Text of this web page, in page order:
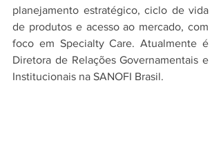
planejamento estratégico, ciclo de vida
de produtos e acesso ao mercado, com
foco em Specialty Care. Atualmente é
Diretora de Relações Governamentais e
Institucionais na SANOFI Brasil.